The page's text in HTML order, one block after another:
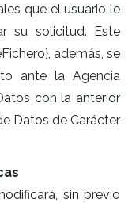
que el usuario le
su solicitud. Este
además, se
ante la Agencia
con la anterior
Datos de Carácter
sin previo